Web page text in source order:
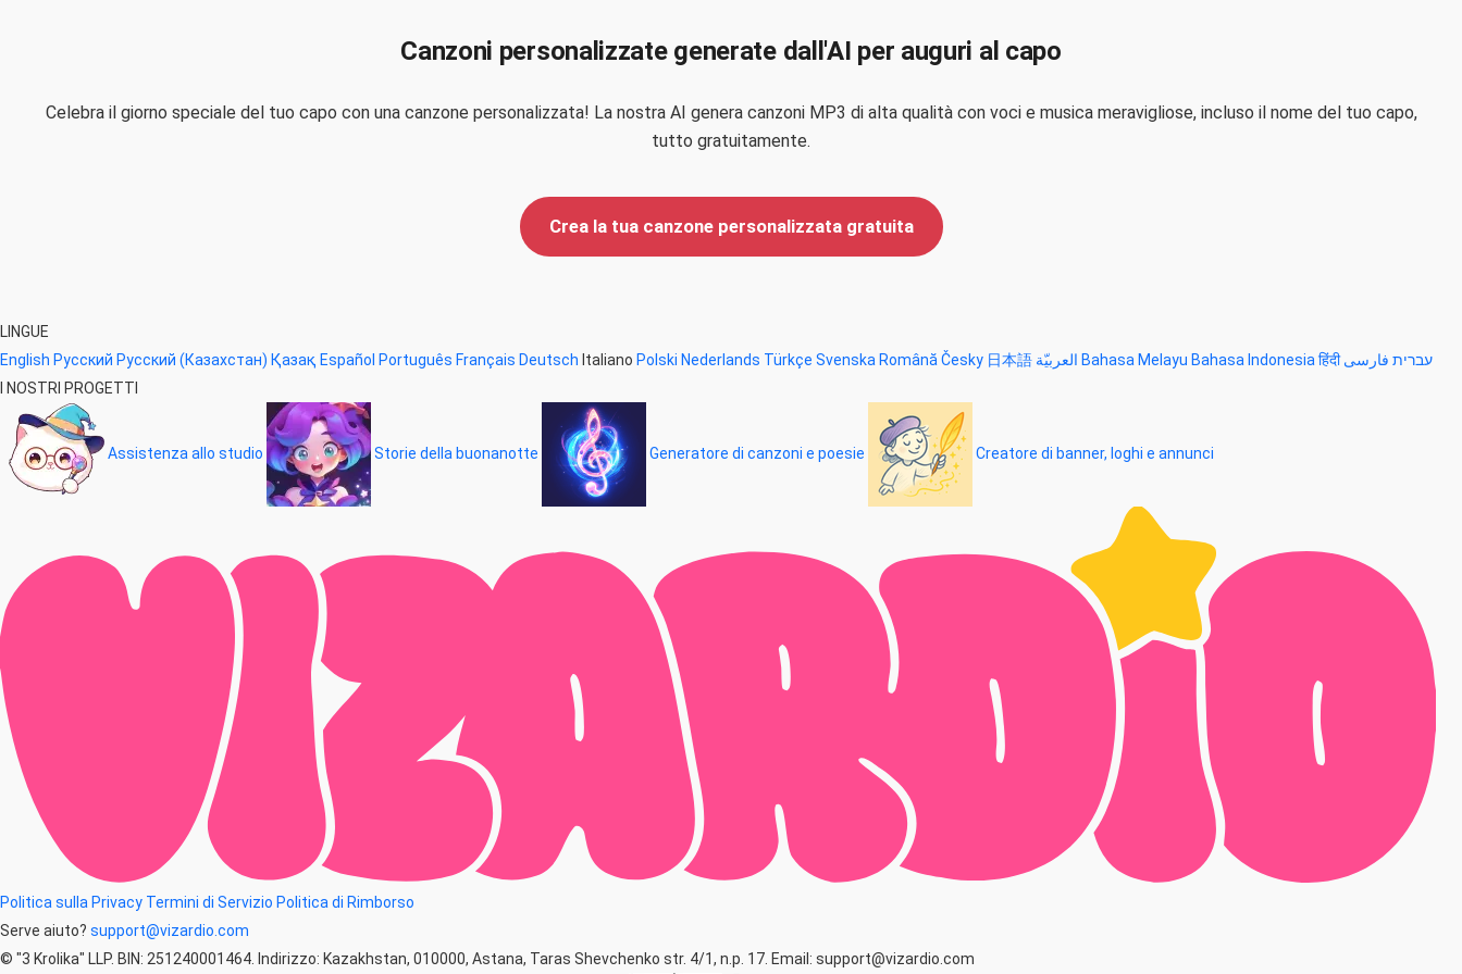
Canzoni personalizzate generate dall'AI per auguri al capo
Celebra il giorno speciale del tuo capo con una canzone personalizzata! La nostra AI genera canzoni MP3 di alta qualità con voci e musica meravigliose, incluso il nome del tuo capo,
tutto gratuitamente.
Crea la tua canzone personalizzata gratuita
LINGUE
English Русский Русский (Казахстан) Қазақ Español Português Français Deutsch Italiano Polski Nederlands Türkçe Svenska Română Česky 日本語 Bahasa Melayu Bahasa Indonesia हिंदी עברית فارسی
I NOSTRI PROGETTI
Assistenza allo studio Storie della buonanotte Generatore di canzoni e poesie Creatore di banner, loghi e annunci
Politica sulla Privacy Termini di Servizio Politica di Rimborso
Serve aiuto? support@vizardio.com
© "3 Krolika" LLP. BIN: 251240001464. Indirizzo: Kazakhstan, 010000, Astana, Taras Shevchenko str. 4/1, n.p. 17. Email: support@vizardio.com